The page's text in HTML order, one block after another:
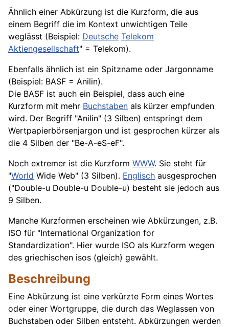
Ähnlich einer Abkürzung ist die Kurzform, die aus
einem Begriff die im Kontext unwichtigen Teile
weglässt (Beispiel: Deutsche Telekom
Aktiengesellschaft" = Telekom).
Ebenfalls ähnlich ist ein Spitzname oder Jargonname
(Beispiel: BASF = Anilin).
Die BASF ist auch ein Beispiel, dass auch eine
Kurzform mit mehr Buchstaben als kürzer empfunden
wird. Der Begriff "Anilin" (3 Silben) entspringt dem
Wertpapierbörsenjargon und ist gesprochen kürzer als
die 4 Silben der "Be-A-eS-eF".
Noch extremer ist die Kurzform WWW. Sie steht für
"World Wide Web" (3 Silben). Englisch ausgesprochen
("Double-u Double-u Double-u) besteht sie jedoch aus
9 Silben.
Manche Kurzformen erscheinen wie Abkürzungen, z.B.
ISO für "International Organization for
Standardization". Hier wurde ISO als Kurzform wegen
des griechischen isos (gleich) gewählt.
Beschreibung
Eine Abkürzung ist eine verkürzte Form eines Wortes
oder einer Wortgruppe, die durch das Weglassen von
Buchstaben oder Silben entsteht. Abkürzungen werden